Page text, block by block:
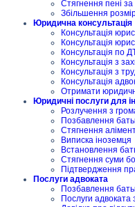
Стягнення пені
Збільшення
Юридична консультація
Консультація
Консультація
Консультація по
Консультація з
Консультація з
Консультація
Отримати
Юридичні послуги для
Розлучення з
Позбавлення
Стягнення
Виписка іноземця
Встановлення
Стягнення суми
Підтвердження
Послуги адвоката
Позбавлення
Послуги адвоката